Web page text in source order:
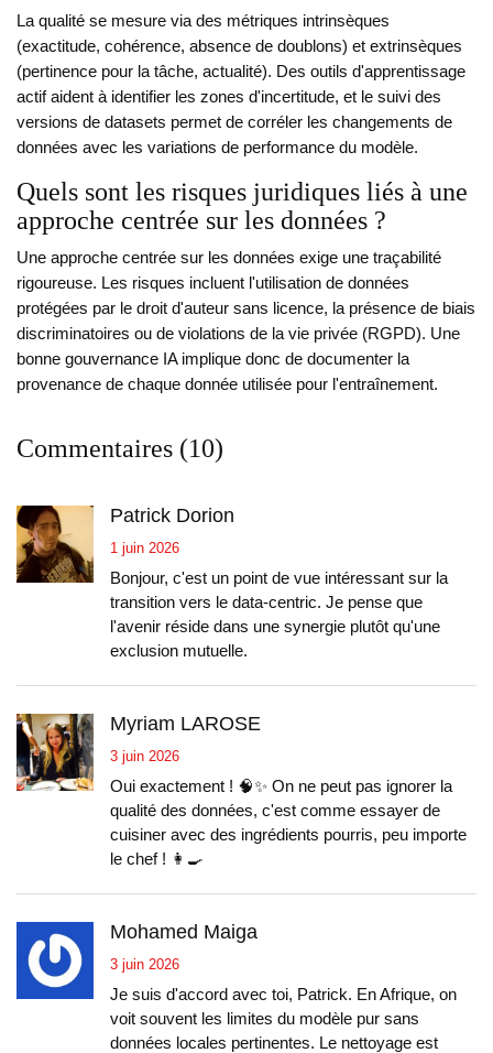
La qualité se mesure via des métriques intrinsèques
(exactitude, cohérence, absence de doublons) et extrinsèques
(pertinence pour la tâche, actualité). Des outils d'apprentissage
actif aident à identifier les zones d'incertitude, et le suivi des
versions de datasets permet de corréler les changements de
données avec les variations de performance du modèle.
Quels sont les risques juridiques liés à une
approche centrée sur les données ?
Une approche centrée sur les données exige une traçabilité
rigoureuse. Les risques incluent l'utilisation de données
protégées par le droit d'auteur sans licence, la présence de biais
discriminatoires ou de violations de la vie privée (RGPD). Une
bonne gouvernance IA implique donc de documenter la
provenance de chaque donnée utilisée pour l'entraînement.
Commentaires (10)
Patrick Dorion
1 juin 2026
Bonjour, c'est un point de vue intéressant sur la
transition vers le data-centric. Je pense que
l'avenir réside dans une synergie plutôt qu'une
exclusion mutuelle.
Myriam LAROSE
3 juin 2026
Oui exactement ! 🧠✨ On ne peut pas ignorer la
qualité des données, c'est comme essayer de
cuisiner avec des ingrédients pourris, peu importe
le chef ! 👩‍🍳
Mohamed Maiga
3 juin 2026
Je suis d'accord avec toi, Patrick. En Afrique, on
voit souvent les limites du modèle pur sans
données locales pertinentes. Le nettoyage est